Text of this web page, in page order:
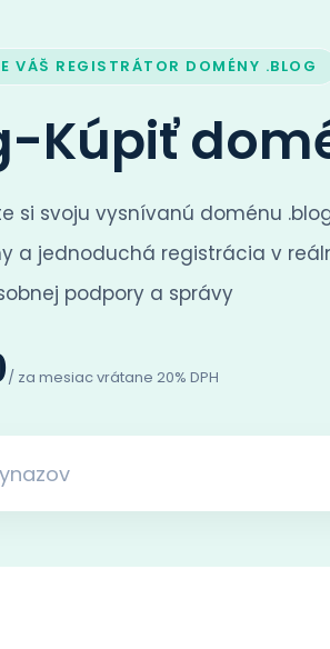
VÁŠ REGISTRÁTOR DOMÉNY .BLOG
Kúpiť
si svoju vysnívanú doménu
a jednoduchá registrácia v
podpory a správy
/ za mesiac vrátane 20% DPH